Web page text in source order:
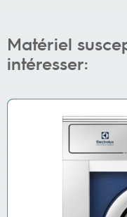
Matériel
intéresser: